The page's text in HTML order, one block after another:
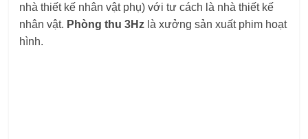
nhà thiết kế nhân vật phụ) với tư cách là nhà thiết kế
nhân vật. Phòng thu 3Hz là xưởng sản xuất phim hoạt
hình.